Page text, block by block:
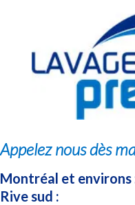
Appelez nous dès
Montréal et environs
Rive sud :